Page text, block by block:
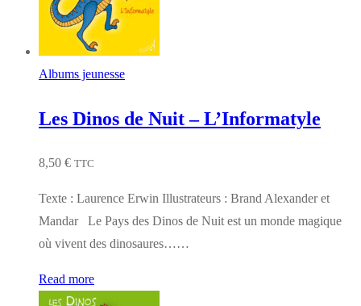
Albums jeunesse
Les Dinos de Nuit – L’Informatyle
8,50 € TTC
Texte : Laurence Erwin Illustrateurs : Brand Alexander et
Mandar Le Pays des Dinos de Nuit est un monde magique
où vivent des dinosaures……
Read more